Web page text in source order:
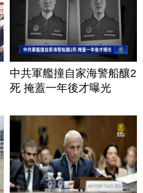
中共軍艦撞自家海警船釀2
死 掩蓋一年後才曝光